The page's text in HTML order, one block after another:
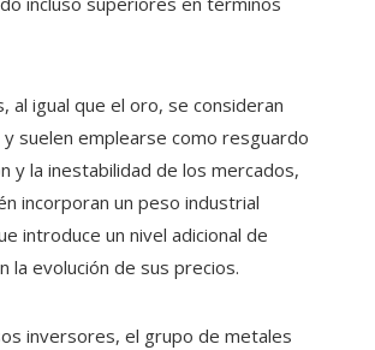
al igual que el oro, se consideran
suelen emplearse como resguardo
y la inestabilidad de los mercados,
incorporan un peso industrial
introduce un nivel adicional de
la evolución de sus precios.
inversores, el grupo de metales